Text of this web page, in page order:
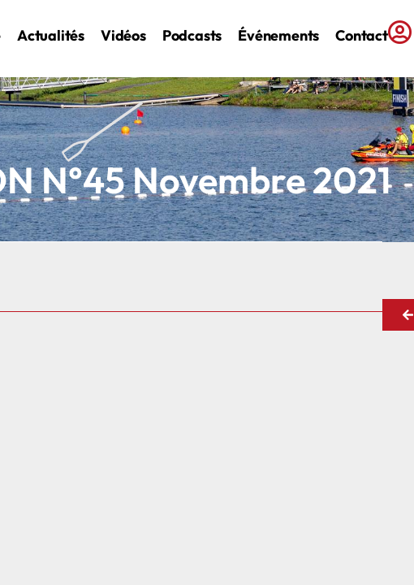
Actualités Vidéos Podcasts Événements Contact
N°45 Novembre 2021